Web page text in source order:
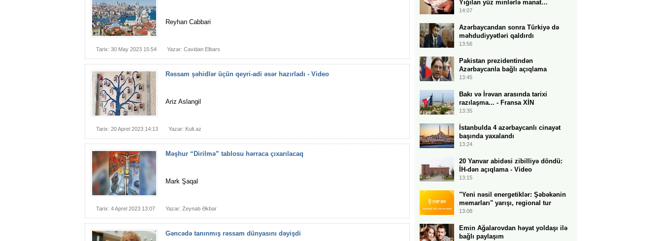
Reyhan Cabbari
Tarix: 30 May 2023 15:54 Yazar: Cavidan Elbars
Rəssam şəhidlər üçün qeyri-adi əsər hazırladı - Video
Ariz Aslangil
Tarix: 20 Aprel 2023 14:13 Yazar: Kult.az
Məşhur “Dirilmə” tablosu hərraca çıxarılacaq
Mark Şaqal
Tarix: 4 Aprel 2023 13:07 Yazar: Zeynəb Əkbər
Gəncədə tanınmış rəssam dünyasını dəyişdi
Yığılan yüz minlərlə manat…
14:07
Azərbaycandan sonra Türkiyə də
məhdudiyyətləri qaldırdı
13:56
Pakistan prezidentindən
Azərbaycanla bağlı açıqlama
13:45
Bakı və İrəvan arasında tarixi
razılaşma... - Fransa XİN
13:35
İstanbulda 4 azərbaycanlı cinayət
başında yaxalandı
13:24
20 Yanvar abidəsi zibilliyə döndü:
İH-dən açıqlama - Video
13:15
"Yeni nəsil energetiklər: Şəbəkənin
memarları" yarışı, regional tur
13:08
Emin Ağalarovdan həyat yoldaşı ilə
bağlı paylaşım